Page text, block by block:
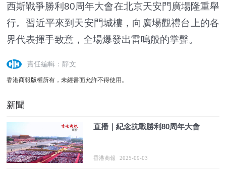
西斯戰爭勝利80周年大會在北京天安門廣場隆重舉
行。習近平來到天安門城樓，向廣場觀禮台上的各
界代表揮手致意，全場爆發出雷鳴般的掌聲。
責任編輯：靜文
香港商報版權所有，未經書面允許不得使用。
新聞
直播｜紀念抗戰勝利80周年大會
香港商報 2025-09-03